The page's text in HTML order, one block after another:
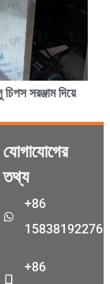
সরঞ্জাম দিয়ে
যোগাযোগের
তথ্য
+86
15838192276
+86